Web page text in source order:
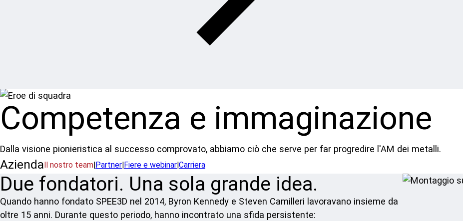
Competenza e immaginazione
Dalla visione pionieristica al successo comprovato, abbiamo ciò che serve per far progredire l'AM dei metalli.
AziendaIl nostro team|Partner|Fiere e webinar|Carriera
Due fondatori. Una sola grande idea.
Quando hanno fondato SPEE3D nel 2014, Byron Kennedy e Steven Camilleri lavoravano insieme da
oltre 15 anni. Durante questo periodo, hanno incontrato una sfida persistente: